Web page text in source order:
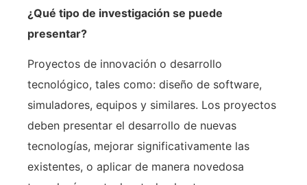
¿Qué tipo de investigación se puede
presentar?
Proyectos de innovación o desarrollo
tecnológico, tales como: diseño de software,
simuladores, equipos y similares. Los proyectos
deben presentar el desarrollo de nuevas
tecnologías, mejorar significativamente las
existentes, o aplicar de manera novedosa